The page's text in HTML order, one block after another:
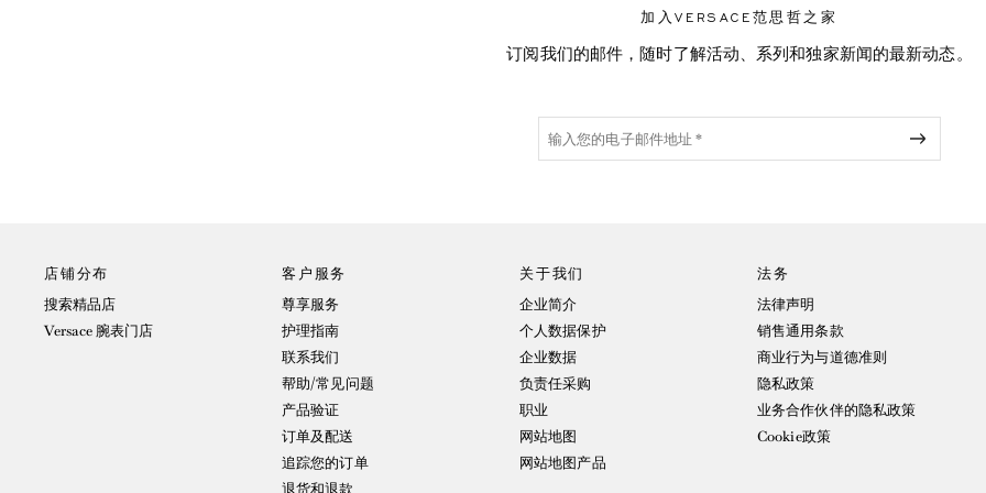
加入VERSACE范思哲之家
订阅我们的邮件，随时了解活动、系列和独家新闻的最新动态。
店铺分布
搜索精品店
Versace 腕表门店
客户服务
尊享服务
护理指南
联系我们
帮助/常见问题
产品验证
订单及配送
追踪您的订单
退货和退款
关于我们
企业简介
个人数据保护
企业数据
负责任采购
职业
网站地图
网站地图产品
法务
法律声明
销售通用条款
商业行为与道德准则
隐私政策
业务合作伙伴的隐私政策
Cookie政策